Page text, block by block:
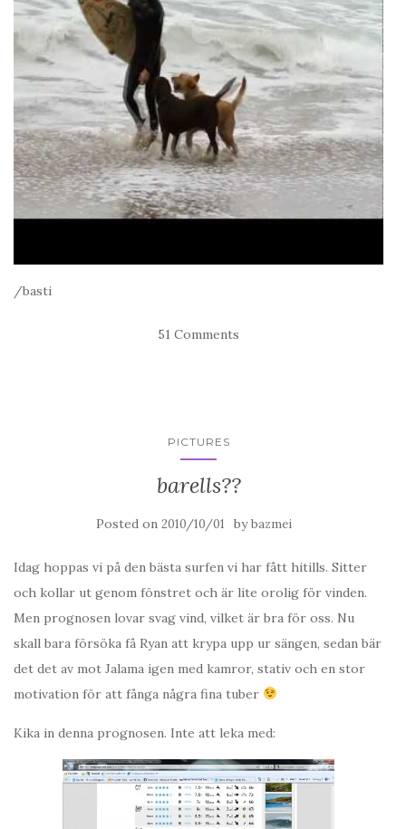
/basti
51 Comments
PICTURES
barells??
Posted on 2010/10/01 bybazmei
Idag hoppas vi på den bästa surfen vi har fått hitills. Sitter
och kollar ut genom fönstret och är lite orolig för vinden.
Men prognosen lovar svag vind, vilket är bra för oss. Nu
skall bara försöka få Ryan att krypa upp ur sängen, sedan bär
det det av mot Jalama igen med kamror, stativ och en stor
motivation för att fånga några fina tuber
Kika in denna prognosen. Inte att leka med: